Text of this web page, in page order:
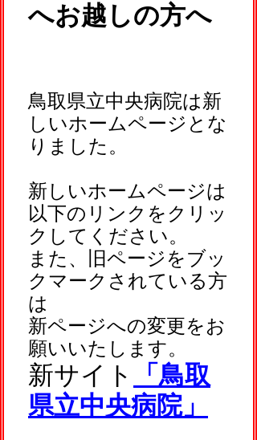
へお越しの方へ
鳥取県立中央病院は新
しいホームページとな
りました。
新しいホームページは
以下のリンクをクリッ
クしてください。
また、旧ページをブッ
クマークされている方
は
新ページへの変更をお
願いいたします。
新サイト
「鳥取
県立中央病院」